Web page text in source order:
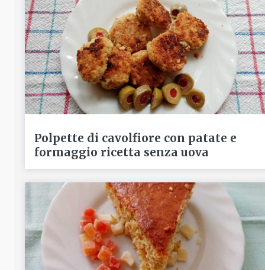
Polpette di cavolfiore con patate e
formaggio ricetta senza uova